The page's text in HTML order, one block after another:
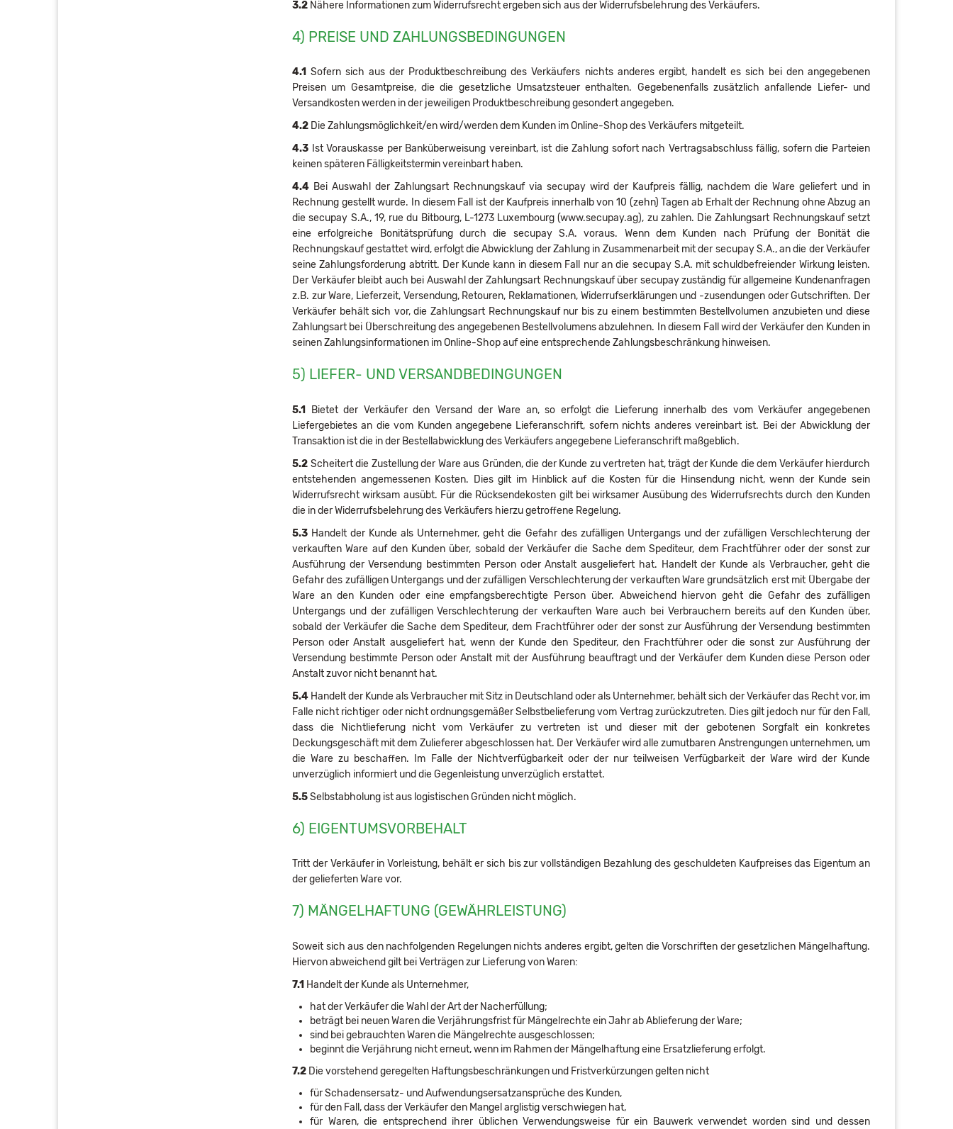
3.2 Nähere Informationen zum Widerrufsrecht ergeben sich aus der Widerrufsbelehrung des Verkäufers.
4) PREISE UND ZAHLUNGSBEDINGUNGEN
4.1 Sofern sich aus der Produktbeschreibung des Verkäufers nichts anderes ergibt, handelt es sich bei den angegebenen
Preisen um Gesamtpreise, die die gesetzliche Umsatzsteuer enthalten. Gegebenenfalls zusätzlich anfallende Liefer- und
Versandkosten werden in der jeweiligen Produktbeschreibung gesondert angegeben.
4.2 Die Zahlungsmöglichkeit/en wird/werden dem Kunden im Online-Shop des Verkäufers mitgeteilt.
4.3 Ist Vorauskasse per Banküberweisung vereinbart, ist die Zahlung sofort nach Vertragsabschluss fällig, sofern die Parteien
keinen späteren Fälligkeitstermin vereinbart haben.
4.4 Bei Auswahl der Zahlungsart Rechnungskauf via secupay wird der Kaufpreis fällig, nachdem die Ware geliefert und in
Rechnung gestellt wurde. In diesem Fall ist der Kaufpreis innerhalb von 10 (zehn) Tagen ab Erhalt der Rechnung ohne Abzug an
die secupay S.A., 19, rue du Bitbourg, L-1273 Luxembourg (www.secupay.ag), zu zahlen. Die Zahlungsart Rechnungskauf setzt
eine erfolgreiche Bonitätsprüfung durch die secupay S.A. voraus. Wenn dem Kunden nach Prüfung der Bonität die
Rechnungskauf gestattet wird, erfolgt die Abwicklung der Zahlung in Zusammenarbeit mit der secupay S.A., an die der Verkäufer
seine Zahlungsforderung abtritt. Der Kunde kann in diesem Fall nur an die secupay S.A. mit schuldbefreiender Wirkung leisten.
Der Verkäufer bleibt auch bei Auswahl der Zahlungsart Rechnungskauf über secupay zuständig für allgemeine Kundenanfragen
z.B. zur Ware, Lieferzeit, Versendung, Retouren, Reklamationen, Widerrufserklärungen und -zusendungen oder Gutschriften. Der
Verkäufer behält sich vor, die Zahlungsart Rechnungskauf nur bis zu einem bestimmten Bestellvolumen anzubieten und diese
Zahlungsart bei Überschreitung des angegebenen Bestellvolumens abzulehnen. In diesem Fall wird der Verkäufer den Kunden in
seinen Zahlungsinformationen im Online-Shop auf eine entsprechende Zahlungsbeschränkung hinweisen.
5) LIEFER- UND VERSANDBEDINGUNGEN
5.1
Bietet der Verkäufer den Versand der Ware an, so erfolgt die Lieferung innerhalb des vom Verkäufer angegebenen
Liefergebietes an die vom Kunden angegebene Lieferanschrift, sofern nichts anderes vereinbart ist. Bei der Abwicklung der
Transaktion ist die in der Bestellabwicklung des Verkäufers angegebene Lieferanschrift maßgeblich.
5.2 Scheitert die Zustellung der Ware aus Gründen, die der Kunde zu vertreten hat, trägt der Kunde die dem Verkäufer hierdurch
entstehenden angemessenen Kosten. Dies gilt im Hinblick auf die Kosten für die Hinsendung nicht, wenn der Kunde sein
Widerrufsrecht wirksam ausübt. Für die Rücksendekosten gilt bei wirksamer Ausübung des Widerrufsrechts durch den Kunden
die in der Widerrufsbelehrung des Verkäufers hierzu getroffene Regelung.
5.3 Handelt der Kunde als Unternehmer, geht die Gefahr des zufälligen Untergangs und der zufälligen Verschlechterung der
verkauften Ware auf den Kunden über, sobald der Verkäufer die Sache dem Spediteur, dem Frachtführer oder der sonst zur
Ausführung der Versendung bestimmten Person oder Anstalt ausgeliefert hat. Handelt der Kunde als Verbraucher, geht die
Gefahr des zufälligen Untergangs und der zufälligen Verschlechterung der verkauften Ware grundsätzlich erst mit Übergabe der
Ware an den Kunden oder eine empfangsberechtigte Person über. Abweichend hiervon geht die Gefahr des zufälligen
Untergangs und der zufälligen Verschlechterung der verkauften Ware auch bei Verbrauchern bereits auf den Kunden über,
sobald der Verkäufer die Sache dem Spediteur, dem Frachtführer oder der sonst zur Ausführung der Versendung bestimmten
Person oder Anstalt ausgeliefert hat, wenn der Kunde den Spediteur, den Frachtführer oder die sonst zur Ausführung der
Versendung bestimmte Person oder Anstalt mit der Ausführung beauftragt und der Verkäufer dem Kunden diese Person oder
Anstalt zuvor nicht benannt hat.
5.4 Handelt der Kunde als Verbraucher mit Sitz in Deutschland oder als Unternehmer, behält sich der Verkäufer das Recht vor, im
Falle nicht richtiger oder nicht ordnungsgemäßer Selbstbelieferung vom Vertrag zurückzutreten. Dies gilt jedoch nur für den Fall,
dass die Nichtlieferung nicht vom Verkäufer zu vertreten ist und dieser mit der gebotenen Sorgfalt ein konkretes
Deckungsgeschäft mit dem Zulieferer abgeschlossen hat. Der Verkäufer wird alle zumutbaren Anstrengungen unternehmen, um
die Ware zu beschaffen. Im Falle der Nichtverfügbarkeit oder der nur teilweisen Verfügbarkeit der Ware wird der Kunde
unverzüglich informiert und die Gegenleistung unverzüglich erstattet.
5.5Selbstabholung ist aus logistischen Gründen nicht möglich.
6) EIGENTUMSVORBEHALT
Tritt der Verkäufer in Vorleistung, behält er sich bis zur vollständigen Bezahlung des geschuldeten Kaufpreises das Eigentum an
der gelieferten Ware vor.
7) MÄNGELHAFTUNG (GEWÄHRLEISTUNG)
Soweit sich aus den nachfolgenden Regelungen nichts anderes ergibt, gelten die Vorschriften der gesetzlichen Mängelhaftung.
Hiervon abweichend gilt bei Verträgen zur Lieferung von Waren:
7.1 Handelt der Kunde als Unternehmer,
hat der Verkäufer die Wahl der Art der Nacherfüllung;
beträgt bei neuen Waren die Verjährungsfrist für Mängelrechte ein Jahr ab Ablieferung der Ware;
sind bei gebrauchten Waren die Mängelrechte ausgeschlossen;
beginnt die Verjährung nicht erneut, wenn im Rahmen der Mängelhaftung eine Ersatzlieferung erfolgt.
7.2 Die vorstehend geregelten Haftungsbeschränkungen und Fristverkürzungen gelten nicht
für Schadensersatz- und Aufwendungsersatzansprüche des Kunden,
für den Fall, dass der Verkäufer den Mangel arglistig verschwiegen hat,
für Waren, die entsprechend ihrer üblichen Verwendungsweise für ein Bauwerk verwendet worden sind und dessen